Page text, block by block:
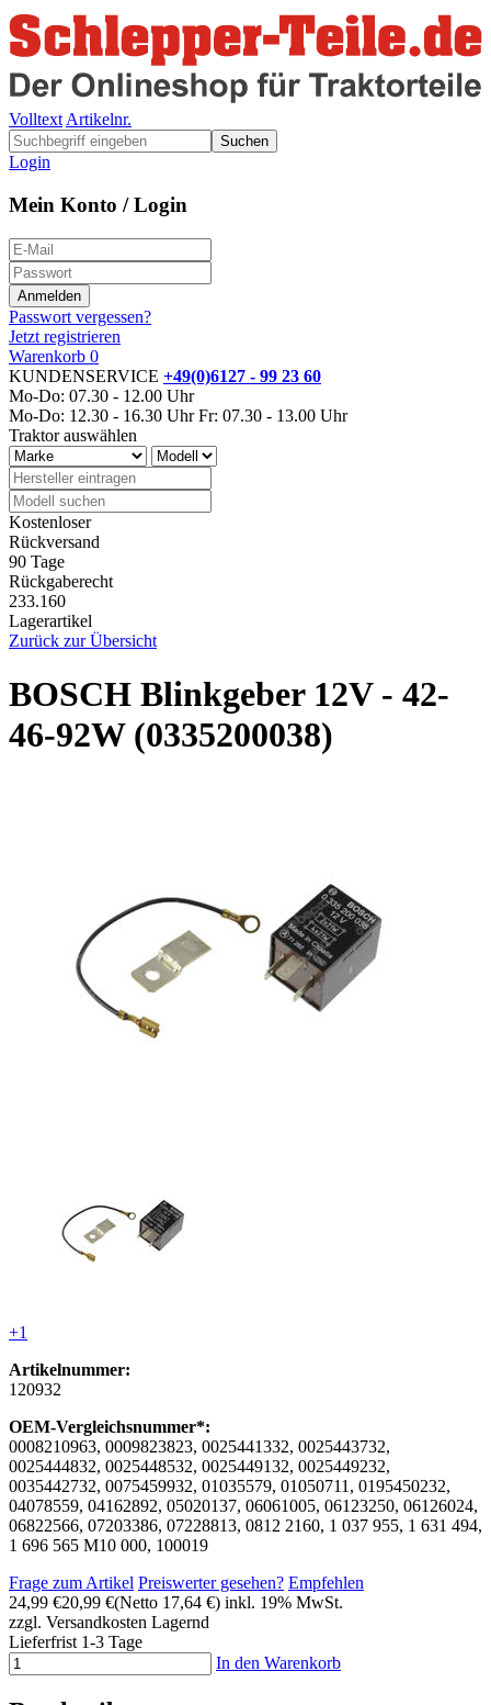
Volltext Artikelnr.
Suchen
Login
Mein Konto / Login
Passwort vergessen?
Jetzt registrieren
Warenkorb 0
KUNDENSERVICE +49(0)6127 - 99 23 60
Mo-Do: 07.30 - 12.00 Uhr
Mo-Do: 12.30 - 16.30 Uhr Fr: 07.30 - 13.00 Uhr
Traktor auswählen
Kostenloser
Rückversand
90 Tage
Rückgaberecht
233.160
Lagerartikel
Zurück zur Übersicht
BOSCH Blinkgeber 12V - 42-
46-92W (0335200038)
+1
Artikelnummer:
120932
OEM-Vergleichsnummer*:
0008210963, 0009823823, 0025441332, 0025443732,
0025444832, 0025448532, 0025449132, 0025449232,
0035442732, 0075459932, 01035579, 01050711, 0195450232,
04078559, 04162892, 05020137, 06061005, 06123250, 06126024,
06822566, 07203386, 07228813, 0812 2160, 1 037 955, 1 631 494,
1 696 565 M10 000, 100019
Frage zum Artikel Preiswerter gesehen? Empfehlen
24,99 €20,99 €(Netto 17,64 €) inkl. 19% MwSt.
zzgl. Versandkosten Lagernd
Lieferfrist 1-3 Tage
In den Warenkorb